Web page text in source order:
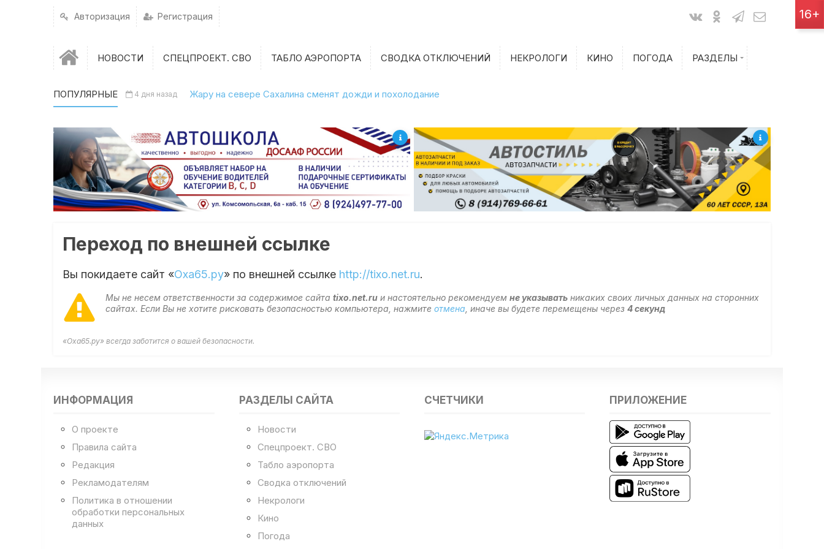
Авторизация Регистрация
НОВОСТИ СПЕЦПРОЕКТ. СВО ТАБЛО АЭРОПОРТА СВОДКА ОТКЛЮЧЕНИЙ НЕКРОЛОГИ КИНО ПОГОДА РАЗДЕЛЫ
Показания счетчиков
Билеты на поезд
ПОПУЛЯРНЫЕ 4 дня назад Жару на севере Сахалина сменят дожди и похолодание
Переход по внешней ссылке
Вы покидаете сайт «Оха65.ру» по внешней ссылке http://tixo.net.ru.
Мы не несем ответственности за содержимое сайтаtixo.net.ru и настоятельно рекомендуемне указывать никаких своих личных данных на сторонних
сайтах. Если Вы не хотите рисковать безопасностью компьютера, нажмитеотмена , иначе вы будете перемещены через4секунд
«Оха65.ру» всегда заботится о вашей безопасности.
ИНФОРМАЦИЯ
О проекте
Правила сайта
Редакция
Рекламодателям
Политика в отношении
обработки персональных
данных
РАЗДЕЛЫ САЙТА
Новости
Спецпроект. СВО
Табло аэропорта
Сводка отключений
Некрологи
Кино
Погода
СЧЕТЧИКИ ПРИЛОЖЕНИЕ
16+